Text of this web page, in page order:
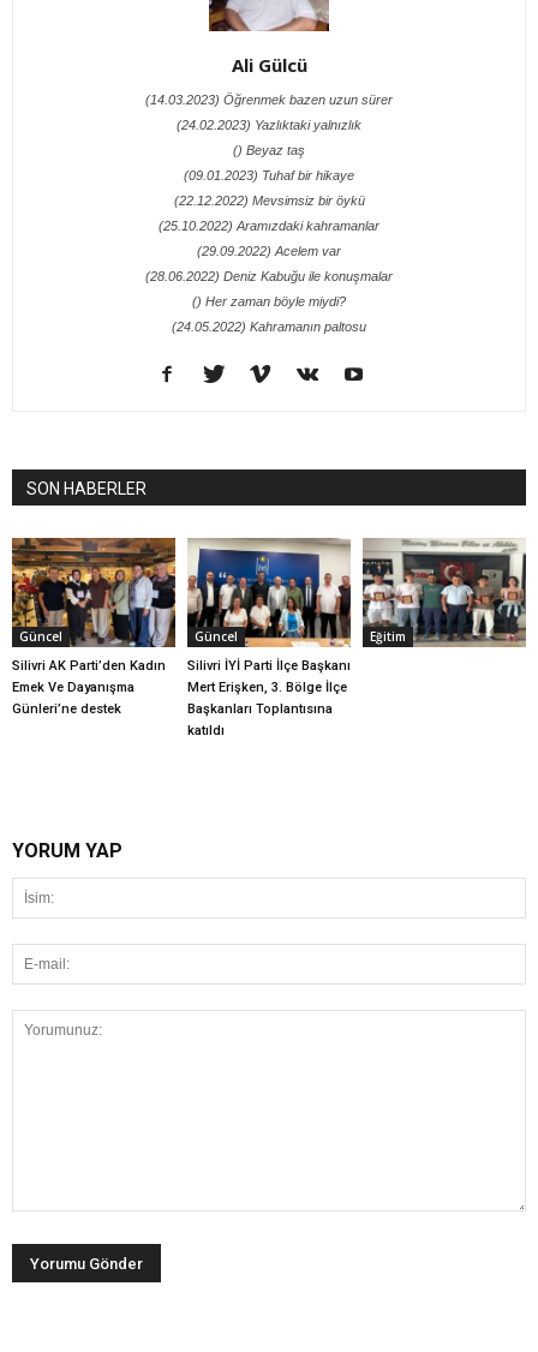
Ali Gülcü
(14.03.2023) Öğrenmek bazen uzun sürer
(24.02.2023) Yazlıktaki yalnızlık
() Beyaz taş
(09.01.2023) Tuhaf bir hikaye
(22.12.2022) Mevsimsiz bir öykü
(25.10.2022) Aramızdaki kahramanlar
(29.09.2022) Acelem var
(28.06.2022) Deniz Kabuğu ile konuşmalar
() Her zaman böyle miydi?
(24.05.2022) Kahramanın paltosu
SON HABERLER
Güncel
Silivri AK Parti’den Kadın
Emek Ve Dayanışma
Günleri’ne destek
Güncel
Silivri İYİ Parti İlçe Başkanı
Mert Erişken, 3. Bölge İlçe
Başkanları Toplantısına
katıldı
Eğitim
YORUM YAP